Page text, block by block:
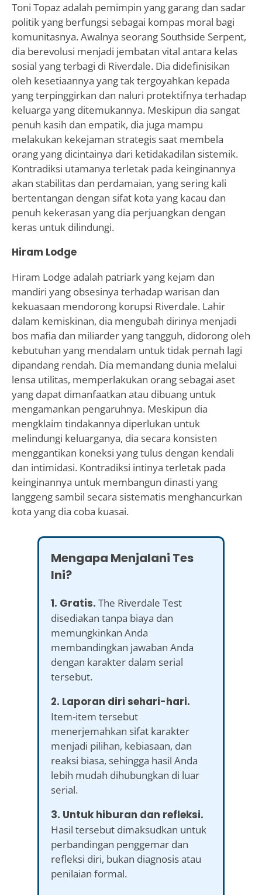
Toni Topaz adalah pemimpin yang garang dan sadar
politik yang berfungsi sebagai kompas moral bagi
komunitasnya. Awalnya seorang Southside Serpent,
dia berevolusi menjadi jembatan vital antara kelas
sosial yang terbagi di Riverdale. Dia didefinisikan
oleh kesetiaannya yang tak tergoyahkan kepada
yang terpinggirkan dan naluri protektifnya terhadap
keluarga yang ditemukannya. Meskipun dia sangat
penuh kasih dan empatik, dia juga mampu
melakukan kekejaman strategis saat membela
orang yang dicintainya dari ketidakadilan sistemik.
Kontradiksi utamanya terletak pada keinginannya
akan stabilitas dan perdamaian, yang sering kali
bertentangan dengan sifat kota yang kacau dan
penuh kekerasan yang dia perjuangkan dengan
keras untuk dilindungi.
Hiram Lodge
Hiram Lodge adalah patriark yang kejam dan
mandiri yang obsesinya terhadap warisan dan
kekuasaan mendorong korupsi Riverdale. Lahir
dalam kemiskinan, dia mengubah dirinya menjadi
bos mafia dan miliarder yang tangguh, didorong oleh
kebutuhan yang mendalam untuk tidak pernah lagi
dipandang rendah. Dia memandang dunia melalui
lensa utilitas, memperlakukan orang sebagai aset
yang dapat dimanfaatkan atau dibuang untuk
mengamankan pengaruhnya. Meskipun dia
mengklaim tindakannya diperlukan untuk
melindungi keluarganya, dia secara konsisten
menggantikan koneksi yang tulus dengan kendali
dan intimidasi. Kontradiksi intinya terletak pada
keinginannya untuk membangun dinasti yang
langgeng sambil secara sistematis menghancurkan
kota yang dia coba kuasai.
Mengapa Menjalani Tes
Ini?
1. Gratis. The Riverdale Test
disediakan tanpa biaya dan
memungkinkan Anda
membandingkan jawaban Anda
dengan karakter dalam serial
tersebut.
2. Laporan diri sehari-hari.
Item-item tersebut
menerjemahkan sifat karakter
menjadi pilihan, kebiasaan, dan
reaksi biasa, sehingga hasil Anda
lebih mudah dihubungkan di luar
serial.
3. Untuk hiburan dan refleksi.
Hasil tersebut dimaksudkan untuk
perbandingan penggemar dan
refleksi diri, bukan diagnosis atau
penilaian formal.